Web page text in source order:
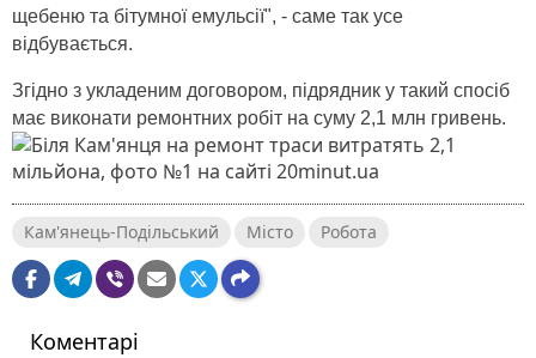
щебеню та бітумної емульсії", - саме так усе
відбувається.
Згідно з укладеним договором, підрядник у такий спосіб
має виконати ремонтних робіт на суму 2,1 млн гривень.
Кам'янець-Подільський Місто Робота
Коментарі